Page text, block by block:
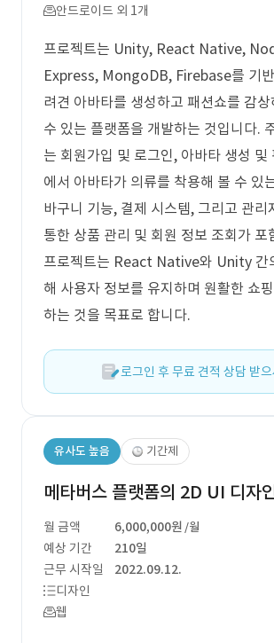
안드로이드 외 1개
프로젝트는 Unity, React Native,
Express, MongoDB, Firebase를 기
려견 아바타를 생성하고 패션쇼를 감
수 있는 플랫폼을 개발하는 것입니다.
는 회원가입 및 로그인, 아바타 생성 및
에서 아바타가 의류를 착용해 볼 수 있
바구니 기능, 결제 시스템, 그리고 관리
통한 상품 관리 및 회원 정보 조회가 포
프로젝트는 React Native와 Unity 간
해 사용자 정보를 유지하며 원활한 쇼
하는 것을 목표로 합니다.
로그인 후 무료 견적 상담 받
유사도 높음 기간제
메타버스 플랫폼의 2D UI 디자
월 금액 6,000,000원 /월
예상 기간
210일
근무 시작일
2022.09.12.
디자인
웹